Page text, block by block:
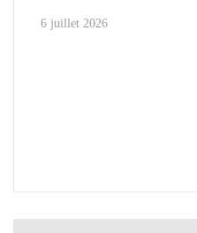
6 juillet 2026